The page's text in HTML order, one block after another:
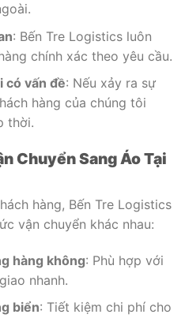
: Bến Tre Logistics luôn
chính xác theo yêu cầu.
có vấn đề: Nếu xảy ra sự
hàng của chúng tôi
thời.
Chuyển Sang Áo Tại
hàng, Bến Tre Logistics
vận chuyển khác nhau:
hàng không: Phù hợp với
nhanh.
biển: Tiết kiệm chi phí cho